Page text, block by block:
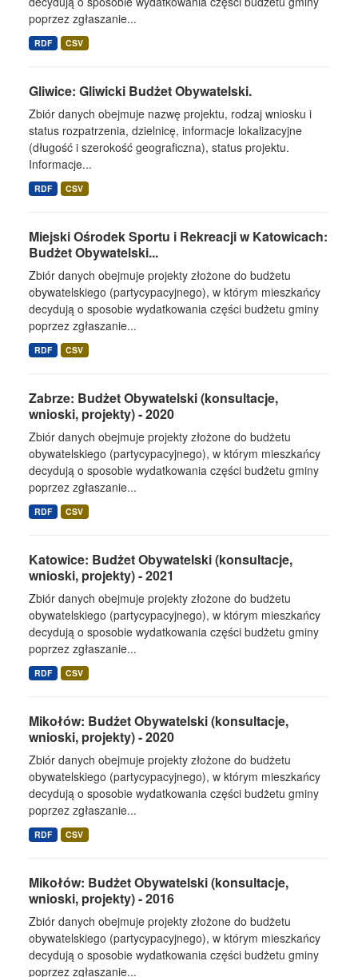
poprzez zgłaszanie...
RDF CSV
Gliwice: Gliwicki Budżet Obywatelski.
Zbiór danych obejmuje nazwę projektu, rodzaj wniosku i
status rozpatrzenia, dzielnicę, informacje lokalizacyjne
(długość i szerokość geograficzna), status projektu.
Informacje...
RDF CSV
Miejski Ośrodek Sportu i Rekreacji w Katowicach:
Budżet Obywatelski...
Zbiór danych obejmuje projekty złożone do budżetu
obywatelskiego (partycypacyjnego), w którym mieszkańcy
decydują o sposobie wydatkowania części budżetu gminy
poprzez zgłaszanie...
RDF CSV
Zabrze: Budżet Obywatelski (konsultacje,
wnioski, projekty) - 2020
Zbiór danych obejmuje projekty złożone do budżetu
obywatelskiego (partycypacyjnego), w którym mieszkańcy
decydują o sposobie wydatkowania części budżetu gminy
poprzez zgłaszanie...
RDF CSV
Katowice: Budżet Obywatelski (konsultacje,
wnioski, projekty) - 2021
Zbiór danych obejmuje projekty złożone do budżetu
obywatelskiego (partycypacyjnego), w którym mieszkańcy
decydują o sposobie wydatkowania części budżetu gminy
poprzez zgłaszanie...
RDF CSV
Mikołów: Budżet Obywatelski (konsultacje,
wnioski, projekty) - 2020
Zbiór danych obejmuje projekty złożone do budżetu
obywatelskiego (partycypacyjnego), w którym mieszkańcy
decydują o sposobie wydatkowania części budżetu gminy
poprzez zgłaszanie...
RDF CSV
Mikołów: Budżet Obywatelski (konsultacje,
wnioski, projekty) - 2016
Zbiór danych obejmuje projekty złożone do budżetu
obywatelskiego (partycypacyjnego), w którym mieszkańcy
decydują o sposobie wydatkowania części budżetu gminy
poprzez zgłaszanie...